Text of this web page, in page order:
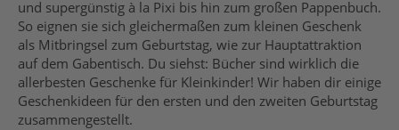
und supergünstig à la Pixi bis hin zum großen Pappenbuch.
So eignen sie sich gleichermaßen zum kleinen Geschenk
als Mitbringsel zum Geburtstag, wie zur Hauptattraktion
auf dem Gabentisch. Du siehst: Bücher sind wirklich die
allerbesten Geschenke für Kleinkinder! Wir haben dir einige
Geschenkideen für den ersten und den zweiten Geburtstag
zusammengestellt.